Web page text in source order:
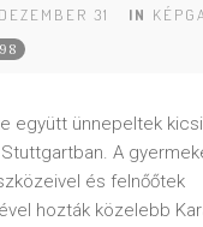
31 IN
együtt ünnepeltek
A
és felnőőtek
hozták közelebb